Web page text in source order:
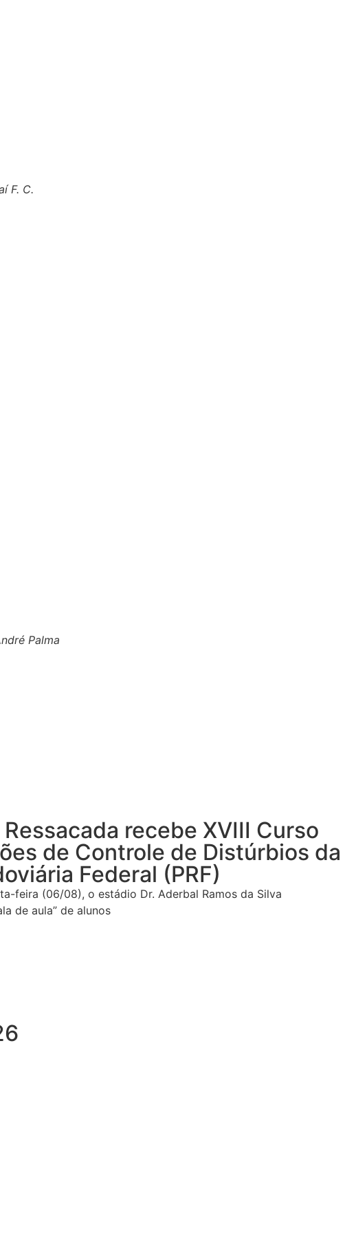
F. C.
Palma
recebe XVIII Curso
de Controle de Distúrbios da
Federal (PRF)
feira (06/08), o estádio Dr. Aderbal Ramos da Silva
de aula” de alunos